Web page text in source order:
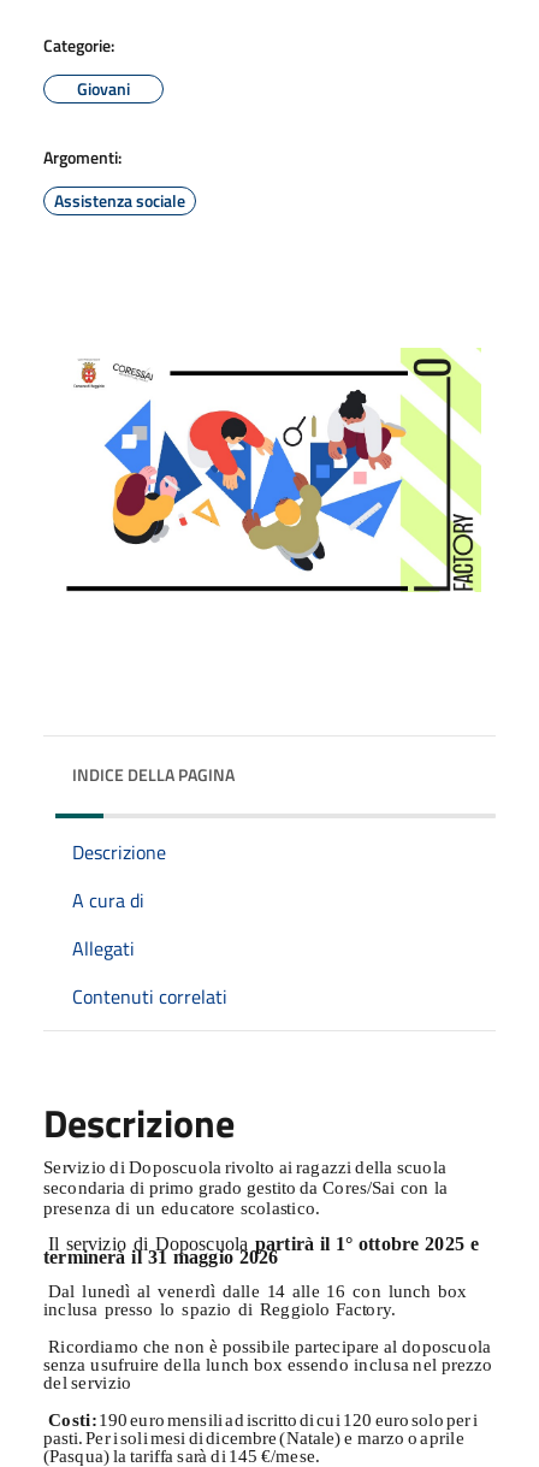
Categorie:
Giovani
Argomenti:
Assistenza sociale
INDICE DELLA PAGINA
Descrizione
A cura di
Allegati
Contenuti correlati
Descrizione
Servizio di Doposcuola rivolto ai ragazzi della scuola
secondaria di primo grado gestito da Cores/Sai con la
presenza di un educatore scolastico.
Il servizio di Doposcuola partirà il 1° ottobre 2025 e
terminerà il 31 maggio 2026
Dal lunedì al venerdì dalle 14 alle 16 con lunch box
inclusa presso lo spazio di Reggiolo Factory.
Ricordiamo chenon è possibile partecipare aldoposcuola
senza usufruiredellalunchbox essendo inclusa nel prezzo
del servizio
Costi:190 euromensili adiscrittodicui 1 20 eurosoloperi
pasti. Perisolimesi didicembre (Natale)e marzo o aprile
(Pasqua)la tariffa sarà di 145 €/mese.